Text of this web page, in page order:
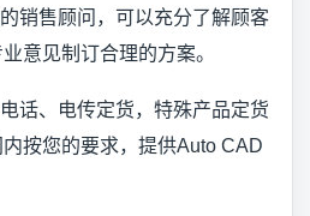
售顾问，可以充分了解顾客
意见制订合理的方案。
、电传定货，特殊产品定货
按您的要求，提供Auto CAD